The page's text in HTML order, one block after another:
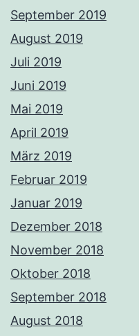
September 2019
August 2019
Juli 2019
Juni 2019
Mai 2019
April 2019
März 2019
Februar 2019
Januar 2019
Dezember 2018
November 2018
Oktober 2018
September 2018
August 2018